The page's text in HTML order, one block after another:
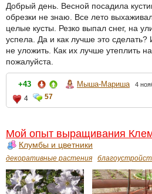
Добрый день. Весной посадила
обрезки не знаю. Все лето
целые кусты. Резко выпал снег, на
успела. Да и как лучше это
не уложить. Как их лучше утеплить
пожалуйста.
+43 Мыша-Мариша 4
4
57
Мой опыт выращивания
Клумбы и цветники
декоративные растения